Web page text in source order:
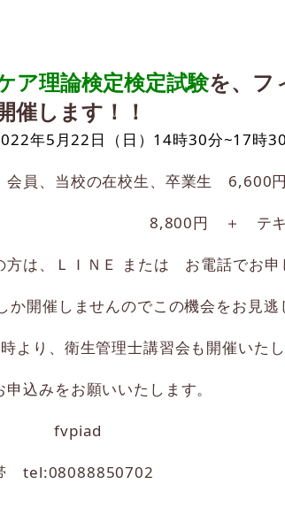
ア理論検定検定試験を、
催します！！
年5月22日（日）14時30分~17時
会員、当校の在校生、卒業生
円 ＋ テキスト
方は、ＬＩＮＥ または お電話でお申
か開催しませんのでこの機会をお見逃
より、衛生管理士講習会も開催いた
申込みをお願いいたします。
fvpiad
tel:08088850702